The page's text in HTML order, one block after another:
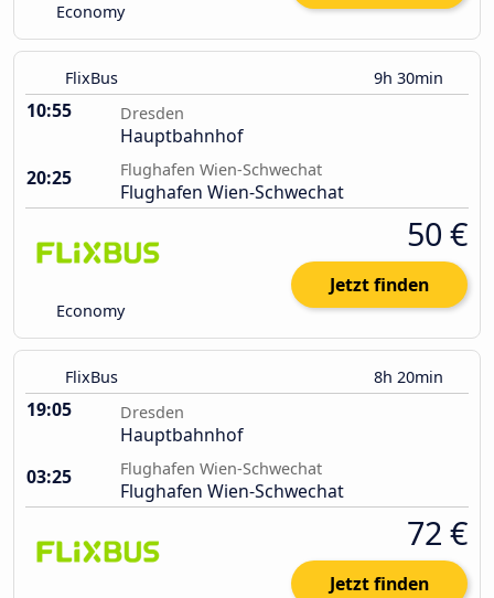
Economy
FlixBus 9h 30min
10:55 Dresden
Hauptbahnhof
20:25
Flughafen Wien-Schwechat
Flughafen Wien-Schwechat
Economy
50 €
Jetzt finden
FlixBus 8h 20min
19:05 Dresden
Hauptbahnhof
03:25
Flughafen Wien-Schwechat
Flughafen Wien-Schwechat
72 €
Jetzt finden